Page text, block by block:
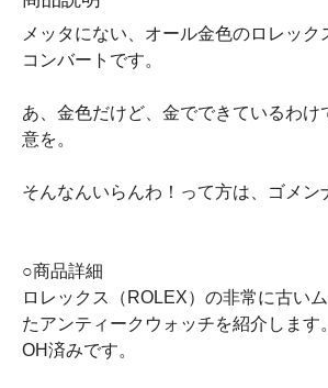
メッタにない、オール金色のロレック
コンバートです。
あ、金色だけど、金でできているわけ
意を。
そんなんいらんわ！って方は、ゴメン
○商品詳細
ロレックス（ROLEX）の非常に古い
たアンティークウォッチを紹介します。
OH済みです。